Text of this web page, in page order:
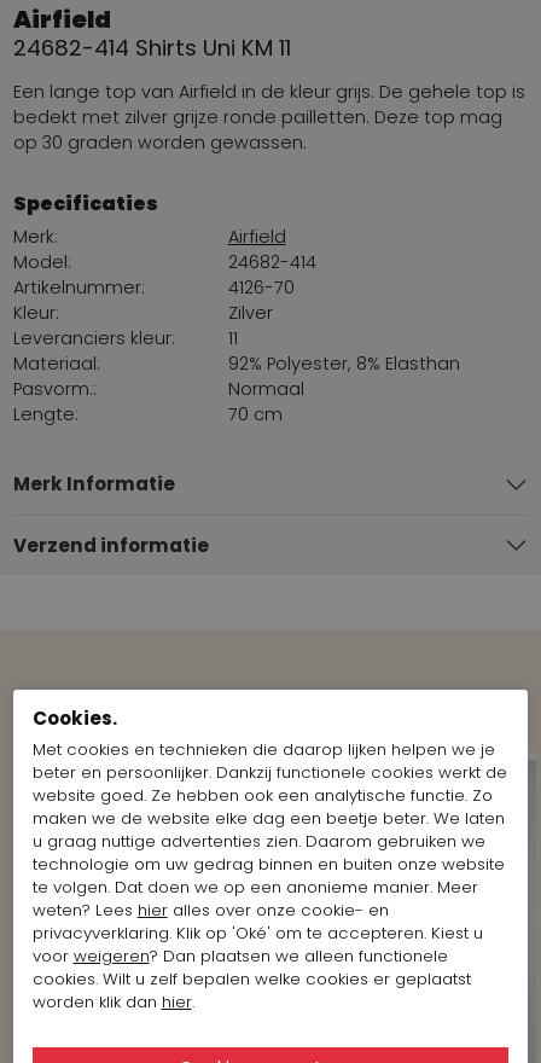
Airfield
24682-414 Shirts Uni KM 11
Een lange top van Airfield in de kleur grijs. De gehele top is
bedekt met zilver grijze ronde pailletten. Deze top mag
op 30 graden worden gewassen.
Specificaties
Merk:
Airfield
Model:
24682-414
Artikelnummer:
4126-70
Kleur:
Zilver
Leveranciers kleur:
11
Materiaal:
92% Polyester, 8% Elasthan
Pasvorm::
Normaal
Lengte:
70 cm
Merk Informatie
Verzend informatie
Shop the Look
Cookies.
Met cookies en technieken die daarop lijken helpen we je
beter en persoonlijker. Dankzij functionele cookies werkt de
website goed. Ze hebben ook een analytische functie. Zo
maken we de website elke dag een beetje beter. We laten
u graag nuttige advertenties zien. Daarom gebruiken we
technologie om uw gedrag binnen en buiten onze website
te volgen. Dat doen we op een anonieme manier. Meer
weten? Lees hieralles over onze cookie- en
privacyverklaring. Klik op 'Oké' om te accepteren. Kiest u
voor weigeren? Dan plaatsen we alleen functionele
cookies. Wilt u zelf bepalen welke cookies er geplaatst
worden klik dan hier.